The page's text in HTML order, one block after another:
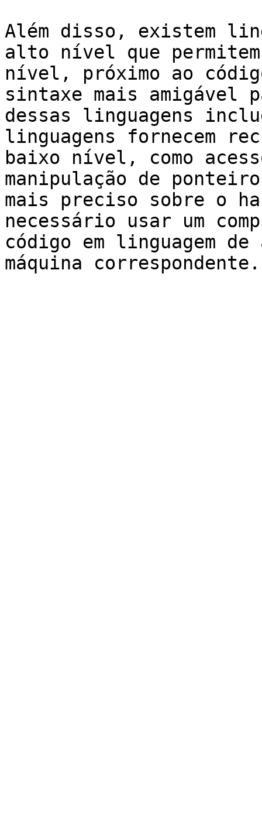
Além disso, existem
alto nível que
nível, próximo ao
sintaxe mais amigável
dessas linguagens
linguagens fornecem
baixo nível, como
manipulação de
mais preciso sobre o
necessário usar um
código em linguagem